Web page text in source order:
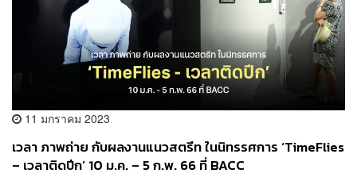
11 มกราคม 2023
เวลา ภาพถ่าย กับผลงานแนวสตรีท ในนิทรรศการ ‘TimeFlies
– เวลาติดปีก’ 10 ม.ค. – 5 ก.พ. 66 ที่ BACC